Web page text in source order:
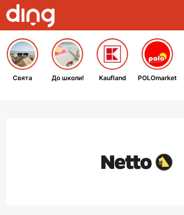
Свята До школи! Kaufland POLOmarket